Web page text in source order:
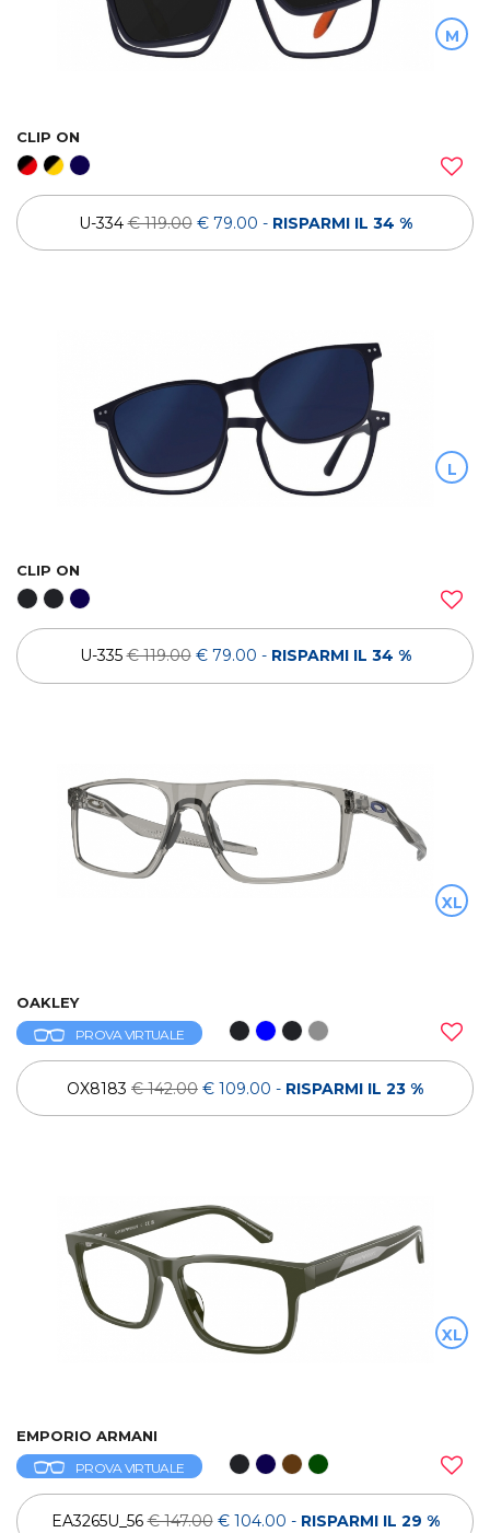
M
CLIP ON
U-334€ 119.00 € 79.00 - RISPARMI IL 34 %
L
CLIP ON
U-335€ 119.00 € 79.00 - RISPARMI IL 34 %
XL
OAKLEY
PROVA VIRTUALE
OX8183 € 142.00 € 109.00 - RISPARMI IL 23 %
XL
EMPORIO ARMANI
PROVA VIRTUALE
EA3265U_56€ 147.00 € 104.00 - RISPARMI IL 29 %